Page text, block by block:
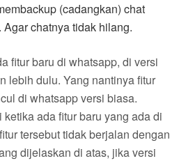
(cadangkan) chat
chatnya tidak hilang.
fitur baru di whatsapp, di versi
lebih dulu. Yang nantinya fitur
di whatsapp versi biasa.
ada fitur baru yang ada di
tersebut tidak berjalan dengan
dijelaskan di atas, jika versi